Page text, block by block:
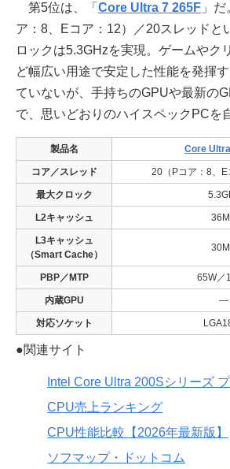
第5位は、「 Core Ultra 7 265F 」
ア：8、Eコア：12）／20スレッドと
ロックは5.3GHzを実現。ゲームやク
ど幅広い用途で安定した性能を発揮
ていないが、手持ちのGPUや最新の
で、思いどおりのハイスペックPCを
製品名 Core
コア／スレッド 20（Pコア：8、
最大クロック
L2キャッシュ
L3キャッシュ
（Smart Cache）
PBP／MTP 65W／
内蔵GPU ―
対応ソケット
●関連サイト
Intel Core Ultra 200Sシリーズ
CPU売上ランキング
CPU性能比較【2026年最新版】
ソフマップ・ドットコム